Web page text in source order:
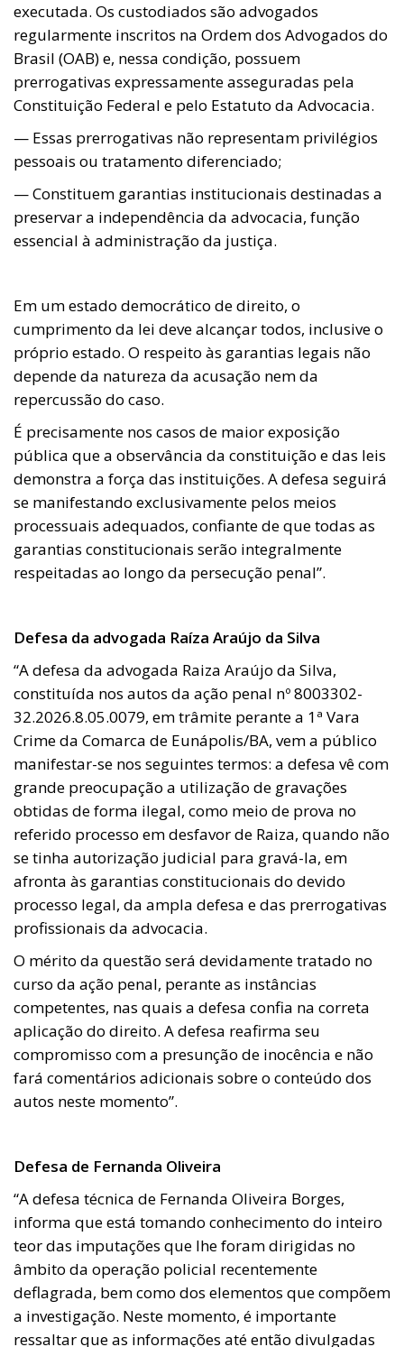
executada. Os custodiados são advogados
regularmente inscritos na Ordem dos Advogados do
Brasil (OAB) e, nessa condição, possuem
prerrogativas expressamente asseguradas pela
Constituição Federal e pelo Estatuto da Advocacia.
— Essas prerrogativas não representam privilégios
pessoais ou tratamento diferenciado;
— Constituem garantias institucionais destinadas a
preservar a independência da advocacia, função
essencial à administração da justiça.
Em um estado democrático de direito, o
cumprimento da lei deve alcançar todos, inclusive o
próprio estado. O respeito às garantias legais não
depende da natureza da acusação nem da
repercussão do caso.
É precisamente nos casos de maior exposição
pública que a observância da constituição e das leis
demonstra a força das instituições. A defesa seguirá
se manifestando exclusivamente pelos meios
processuais adequados, confiante de que todas as
garantias constitucionais serão integralmente
respeitadas ao longo da persecução penal”.
Defesa da advogada Raíza Araújo da Silva
“A defesa da advogada Raiza Araújo da Silva,
constituída nos autos da ação penal nº 8003302-
32.2026.8.05.0079, em trâmite perante a 1ª Vara
Crime da Comarca de Eunápolis/BA, vem a público
manifestar-se nos seguintes termos: a defesa vê com
grande preocupação a utilização de gravações
obtidas de forma ilegal, como meio de prova no
referido processo em desfavor de Raiza, quando não
se tinha autorização judicial para gravá-la, em
afronta às garantias constitucionais do devido
processo legal, da ampla defesa e das prerrogativas
profissionais da advocacia.
O mérito da questão será devidamente tratado no
curso da ação penal, perante as instâncias
competentes, nas quais a defesa confia na correta
aplicação do direito. A defesa reafirma seu
compromisso com a presunção de inocência e não
fará comentários adicionais sobre o conteúdo dos
autos neste momento”.
Defesa de Fernanda Oliveira
“A defesa técnica de Fernanda Oliveira Borges,
informa que está tomando conhecimento do inteiro
teor das imputações que lhe foram dirigidas no
âmbito da operação policial recentemente
deflagrada, bem como dos elementos que compõem
a investigação. Neste momento, é importante
ressaltar que as informações até então divulgadas